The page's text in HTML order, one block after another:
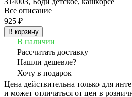
Все описание
925 ₽
В корзину
В наличии
Рассчитать доставку
Нашли дешевле?
Хочу в подарок
Цена действительна только для
и может отличаться от цен в